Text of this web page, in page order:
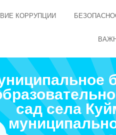
КОРРУПЦИИ
сад села